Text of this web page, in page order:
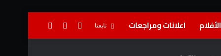
اعلانات ومراجعات إضافة تسجيل تابعنا